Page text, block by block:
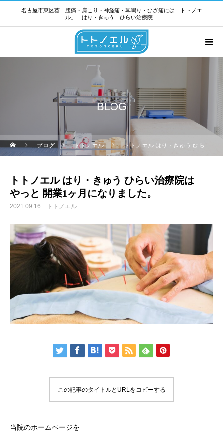
名古屋市東区葵 腰痛・肩こり・神経痛・耳鳴り・ひざ痛には「トトノエ
ル」 はり・きゅう ひらい治療院
BLOG
ブログ トトノエル トトノエル はり・きゅう ひらい治療院は やっと 開業1ヶ月になりました。
トトノエル はり・きゅう ひらい治療院は
やっと 開業1ヶ月になりました。
2021.09.16 トトノエル
この記事のタイトルとURLをコピーする
当院のホームページを